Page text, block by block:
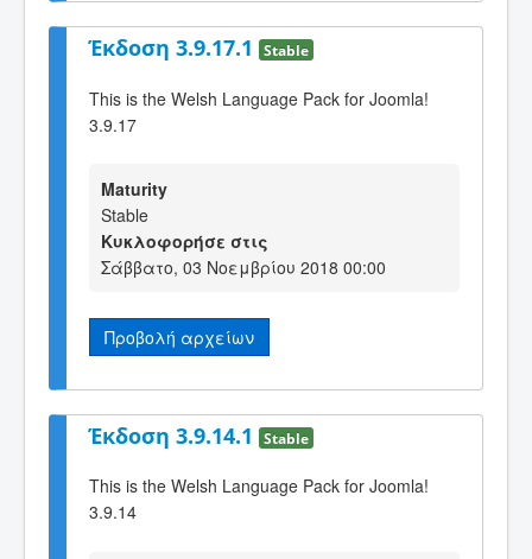
Έκδοση 3.9.17.1 Stable
This is the Welsh Language Pack for Joomla!
3.9.17
Maturity
Stable
Κυκλοφορήσε στις
Σάββατο, 03 Νοεμβρίου 2018 00:00
Προβολή αρχείων
Έκδοση 3.9.14.1 Stable
This is the Welsh Language Pack for Joomla!
3.9.14